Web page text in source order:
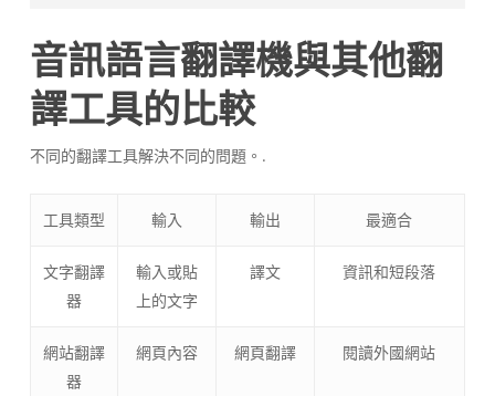
音訊語言翻譯機與其他翻
譯工具的比較
不同的翻譯工具解決不同的問題。.
工具類型 輸入 輸出 最適合
文字翻譯
器
輸入或貼
上的文字
譯文 資訊和短段落
網站翻譯
器
網頁內容 網頁翻譯 閱讀外國網站